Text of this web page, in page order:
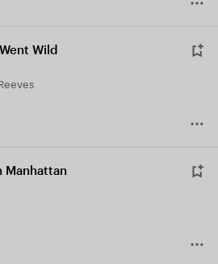
Wild
Manhattan